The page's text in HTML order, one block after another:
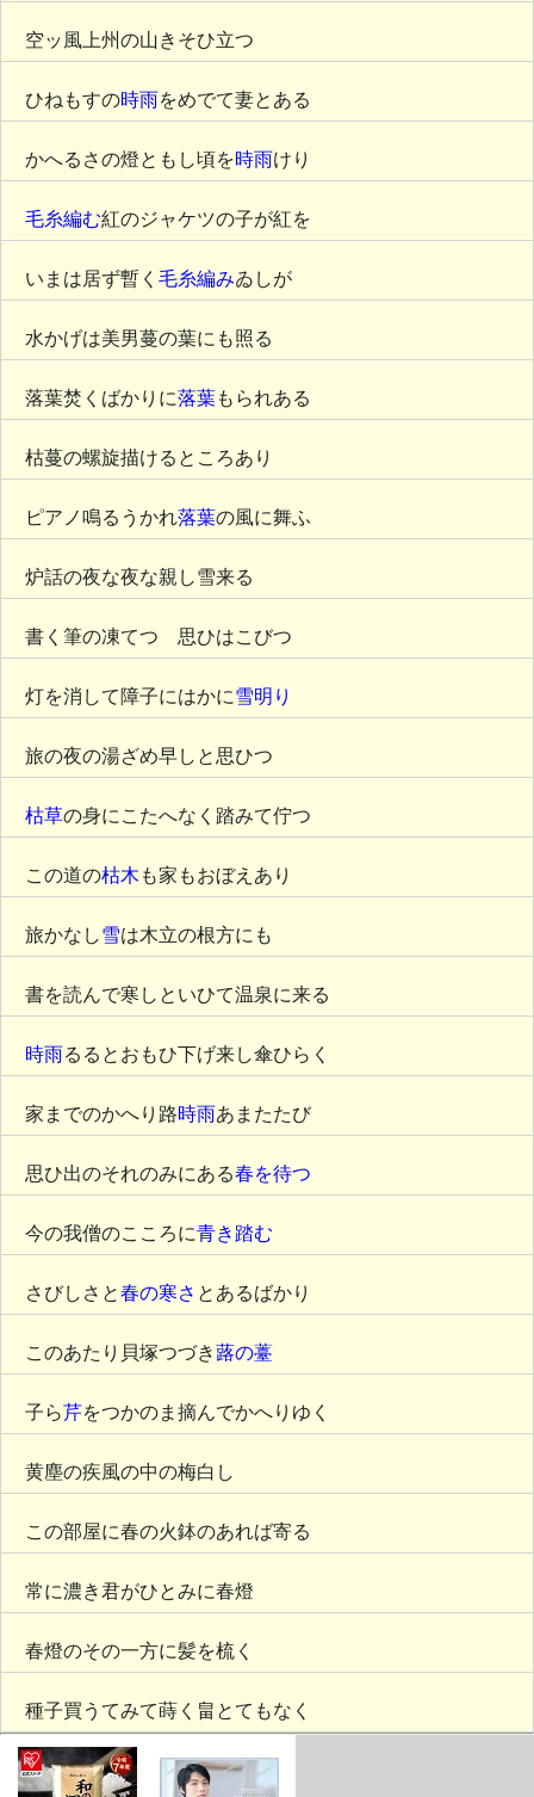
空ッ風上州の山きそひ立つ
ひねもすの時雨をめでて妻とある
かへるさの燈ともし頃を時雨けり
毛糸編む紅のジャケツの子が紅を
いまは居ず暫く 毛糸編みゐしが
水かげは美男蔓の葉にも照る
落葉焚くばかりに落葉もられある
枯蔓の螺旋描けるところあり
ピアノ鳴るうかれ落葉の風に舞ふ
炉話の夜な夜な親し雪来る
書く筆の凍てつゝ思ひはこびつゝ
灯を消して障子にはかに雪明り
旅の夜の湯ざめ早しと思ひつゝ
枯草の身にこたへなく踏みて佇つ
この道の枯木 も家もおぼえあり
旅かなし雪は木立の根方にも
書を読んで寒しといひて温泉に来る
時雨るるとおもひ下げ来し傘ひらく
家までのかへり路時雨あまたたび
思ひ出のそれのみにある春を待つ
今の我僧のこころに青き踏む
さびしさと春の寒さ とあるばかり
このあたり貝塚つづき蕗の薹
子ら芹をつかのま摘んでかへりゆく
黄塵の疾風の中の梅白し
この部屋に春の火鉢のあれば寄る
常に濃き君がひとみに春燈
春燈のその一方に髪を梳く
種子買うてみて蒔く畠とてもなく